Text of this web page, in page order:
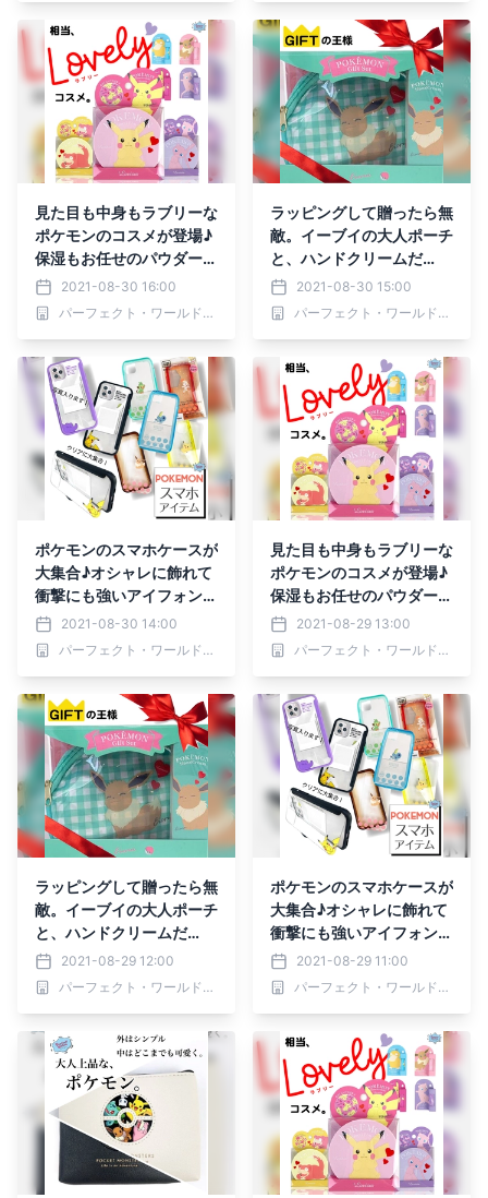
見た目も中身もラブリーな
ポケモンのコスメが登場♪
保湿もお任せのパウダー＆
リップクリーム
2021-08-30 16:00
パーフェクト・ワールド株式会社
ラッピングして贈ったら無
敵。イーブイの大人ポーチ
と、ハンドクリームだ
と！？！？
2021-08-30 15:00
パーフェクト・ワールド株式会社
ポケモンのスマホケースが
大集合♪オシャレに飾れて
衝撃にも強いアイフォンケ
ースたち2021-08-30 14:00
パーフェクト・ワールド株式会社
見た目も中身もラブリーな
ポケモンのコスメが登場♪
保湿もお任せのパウダー＆
リップクリーム
2021-08-29 13:00
パーフェクト・ワールド株式会社
ラッピングして贈ったら無
敵。イーブイの大人ポーチ
と、ハンドクリームだ
と！？！？
2021-08-29 12:00
パーフェクト・ワールド株式会社
ポケモンのスマホケースが
大集合♪オシャレに飾れて
衝撃にも強いアイフォンケ
ースたち2021-08-29 11:00
パーフェクト・ワールド株式会社